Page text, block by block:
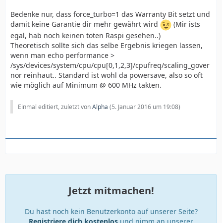
Bedenke nur, dass force_turbo=1 das Warranty Bit setzt und
damit keine Garantie dir mehr gewährt wird
(Mir ists
egal, hab noch keinen toten Raspi gesehen..)
Theoretisch sollte sich das selbe Ergebnis kriegen lassen,
wenn man echo performance >
/sys/devices/system/cpu/cpu[0,1,2,3]/cpufreq/scaling_gover
nor reinhaut.. Standard ist wohl da powersave, also so oft
wie möglich auf Minimum @ 600 MHz takten.
Einmal editiert, zuletzt vonAlpha (5. Januar 2016 um 19:08)
Jetzt mitmachen!
Du hast noch kein Benutzerkonto auf unserer Seite?
Registriere dich kostenlos und nimm an unserer